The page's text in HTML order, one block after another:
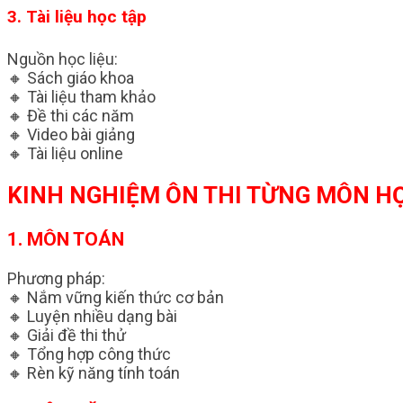
3. Tài liệu học tập
Nguồn học liệu:
🔸 Sách giáo khoa
🔸 Tài liệu tham khảo
🔸 Đề thi các năm
🔸 Video bài giảng
🔸 Tài liệu online
KINH NGHIỆM ÔN THI TỪNG MÔN
1. MÔN TOÁN
Phương pháp:
🔸 Nắm vững kiến thức cơ bản
🔸 Luyện nhiều dạng bài
🔸 Giải đề thi thử
🔸 Tổng hợp công thức
🔸 Rèn kỹ năng tính toán